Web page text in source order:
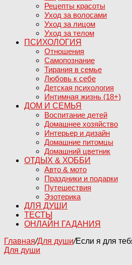
Рецепты красоты
Уход за волосами
Уход за лицом
Уход за телом
ПСИХОЛОГИЯ
Отношения
Самопознание
Тирания в семье
Любовь к себе
Детская психология
Интимная жизнь (18+)
ДОМ И СЕМЬЯ
Воспитание детей
Домашнее хозяйство
Интерьер и дизайн
Домашние питомцы
Домашний цветник
ОТДЫХ & ХОББИ
Авто & мото
Праздники и подарки
Путешествия
Эзотерика
ДЛЯ ДУШИ
ТЕСТЫ
ОНЛАЙН ГАДАНИЯ
Главная/Для души/Если я для
Для души